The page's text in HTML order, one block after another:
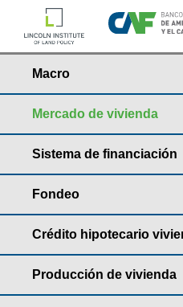
Macro
Mercado de vivienda
Sistema de financiación
Fondeo
Crédito hipotecario
Producción de vivienda